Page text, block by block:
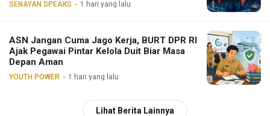
SENAYAN SPEAKS 1 hari yang lalu
ASN Jangan Cuma Jago Kerja, BURT DPR RI
Ajak Pegawai Pintar Kelola Duit Biar Masa
Depan Aman
YOUTH POWER 1 hari yang lalu
Lihat Berita Lainnya